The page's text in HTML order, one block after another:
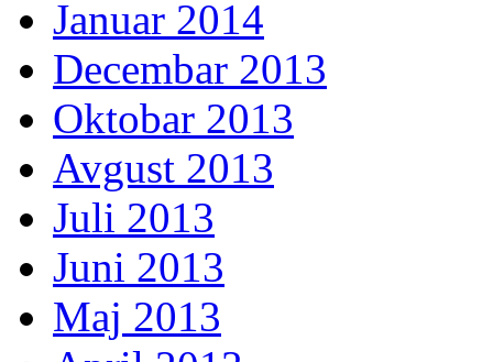
Januar 2014
Decembar 2013
Oktobar 2013
Avgust 2013
Juli 2013
Juni 2013
Maj 2013